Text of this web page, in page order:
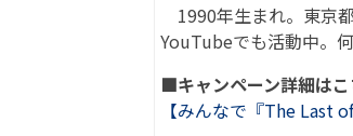
1990年生まれ。東京
YouTubeでも活動中。何
■キャンペーン詳細はこ
【みんなで『The Last